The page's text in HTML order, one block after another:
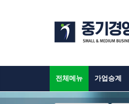
전체메뉴 가업승계